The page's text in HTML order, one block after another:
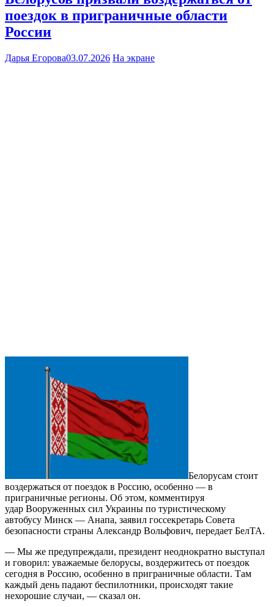
поездок в приграничные области
России
Дарья Егорова03.07.2026 На экране
Белорусам стоит
воздержаться от поездок в Россию, особенно — в
приграничные регионы. Об этом, комментируя
удар Вооруженных сил Украины по туристическому
автобусу Минск — Анапа, заявил госсекретарь Совета
безопасности страны Александр Вольфович, передает БелТА.
— Мы же предупреждали, президент неоднократно выступал
и говорил: уважаемые белорусы, воздержитесь от поездок
сегодня в Россию, особенно в приграничные области. Там
каждый день падают беспилотники, происходят такие
нехорошие случаи, — сказал он.